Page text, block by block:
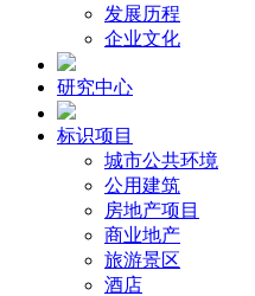
发展历程
企业文化
研究中心
标识项目
城市公共环境
公用建筑
房地产项目
商业地产
旅游景区
酒店